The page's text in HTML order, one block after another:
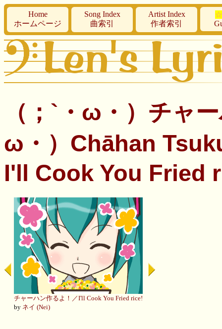
Home
ホームページ
Song Index
曲索引
Artist Index
作者索引
（；`・ω・）チャ
ω・）Chāhan
I'll Cook You Fried
チャーハン作るよ！／I'll Cook You Fried rice!
by ネイ (Nei)